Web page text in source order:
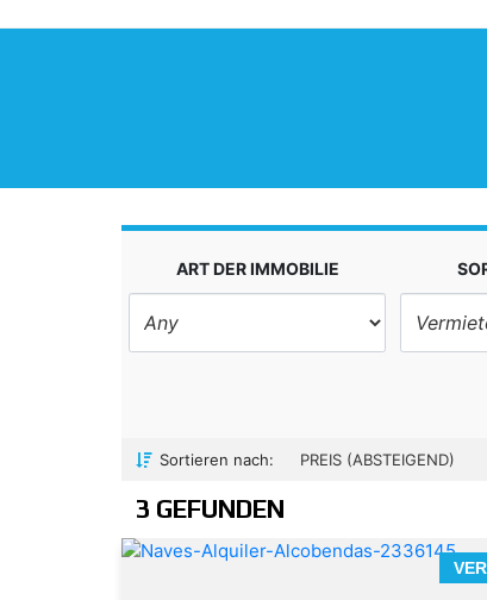
ART DER IMMOBILIE
Sortieren nach: PREIS (ABSTEIGEND)
3 GEFUNDEN